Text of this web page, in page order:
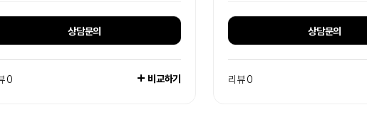
상담문의
0 비교하기
상담문의
리뷰 0